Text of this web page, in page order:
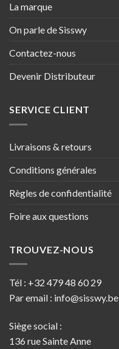
La marque
On parle de Sisswy
Contactez-nous
Devenir Distributeur
SERVICE CLIENT
Livraisons & retours
Conditions générales
Règles de confidentialité
Foire aux questions
TROUVEZ-NOUS
Tél : +32 479 48 60 29
Par email : info@sisswy.be
Siège social :
136 rue Sainte Anne